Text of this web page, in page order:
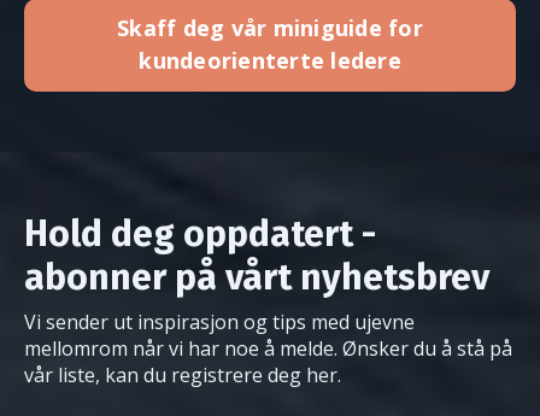
Skaff deg vår miniguide for
kundeorienterte ledere
Hold deg oppdatert -
abonner på vårt nyhetsbrev
Vi sender ut inspirasjon og tips med ujevne
mellomrom når vi har noe å melde. Ønsker du å stå på
vår liste, kan du registrere deg her.